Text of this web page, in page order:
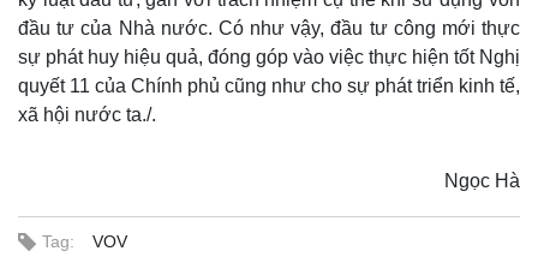
đầu tư của Nhà nước. Có như vậy, đầu tư công mới thực
sự phát huy hiệu quả, đóng góp vào việc thực hiện tốt Nghị
quyết 11 của Chính phủ cũng như cho sự phát triển kinh tế,
xã hội nước ta./.
Ngọc Hà
Tag: VOV